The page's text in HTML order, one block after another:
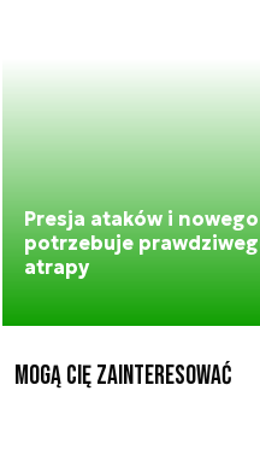
Presja ataków i
potrzebuje
atrapy
Mogą Cię zainteresować